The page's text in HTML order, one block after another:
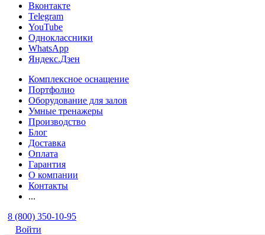
Вконтакте
Telegram
YouTube
Одноклассники
WhatsApp
Яндекс.Дзен
Комплексное оснащение
Портфолио
Оборудование для залов
Умные тренажеры
Производство
Блог
Доставка
Оплата
Гарантия
О компании
Контакты
...
8 (800) 350-10-95
Войти